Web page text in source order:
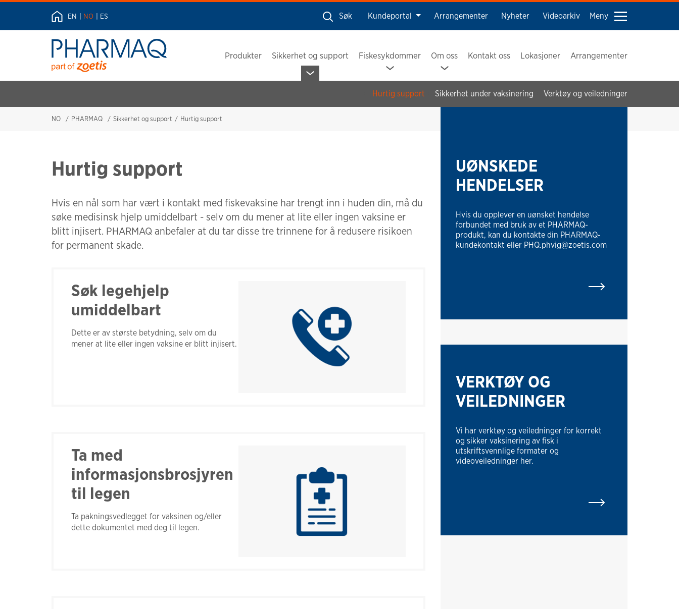
EN NO ES Søk Kundeportal Arrangementer Nyheter Videoarkiv Meny
Produkter Sikkerhet og support Fiskesykdommer Om oss Kontakt oss Lokasjoner Arrangementer
Hurtig support Sikkerhet under vaksinering Verktøy og veiledninger
NO PHARMAQ Sikkerhet og support Hurtig support
Hurtig support
Hvis en nål som har vært i kontakt med fiskevaksine har trengt inn i huden din, må du
søke medisinsk hjelp umiddelbart - selv om du mener at lite eller ingen vaksine er
blitt injisert. PHARMAQ anbefaler at du tar disse tre trinnene for å redusere risikoen
for permanent skade.
Søk legehjelp
umiddelbart
Dette er av største betydning, selv om du
mener at lite eller ingen vaksine er blitt injisert.
Ta med
informasjonsbrosjyren
til legen
Ta pakningsvedlegget for vaksinen og/eller
dette dokumentet med deg til legen.
UØNSKEDE
HENDELSER
Hvis du opplever en uønsket hendelse
forbundet med bruk av et PHARMAQ-
produkt, kan du kontakte din PHARMAQ-
kundekontakt eller PHQ.phvig@zoetis.com
VERKTØY OG
VEILEDNINGER
Vi har verktøy og veiledninger for korrekt
og sikker vaksinering av fisk i
utskriftsvennlige formater og
videoveiledninger her.